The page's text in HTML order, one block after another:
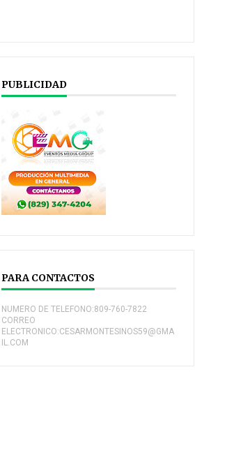
PUBLICIDAD
PARA CONTACTOS
NUMERO DE TELEFONO:809-760-7822
CORREO
ELECTRONICO:CESARMONTESINOS59@GMA
IL.COM